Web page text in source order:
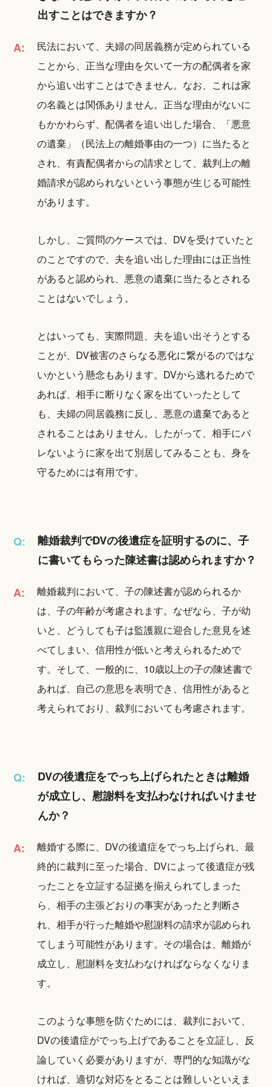
出すことはできますか？
A:
民法において、夫婦の同居義務が定められている
ことから、正当な理由を欠いて一方の配偶者を家
から追い出すことはできません。なお、これは家
の名義とは関係ありません。正当な理由がないに
もかかわらず、配偶者を追い出した場合、「悪意
の遺棄」（民法上の離婚事由の一つ）に当たると
され、有責配偶者からの請求として、裁判上の離
婚請求が認められないという事態が生じる可能性
があります。
しかし、ご質問のケースでは、DVを受けていたと
のことですので、夫を追い出した理由には正当性
があると認められ、悪意の遺棄に当たるとされる
ことはないでしょう。
とはいっても、実際問題、夫を追い出そうとする
ことが、DV被害のさらなる悪化に繋がるのではな
いかという懸念もあります。DVから逃れるためで
あれば、相手に断りなく家を出ていったとして
も、夫婦の同居義務に反し、悪意の遺棄であると
されることはありません。したがって、相手にバ
レないように家を出て別居してみることも、身を
守るためには有用です。
Q:
離婚裁判でDVの後遺症を証明するのに、子
に書いてもらった陳述書は認められますか？
A:
離婚裁判において、子の陳述書が認められるか
は、子の年齢が考慮されます。なぜなら、子が幼
いと、どうしても子は監護親に迎合した意見を述
べてしまい、信用性が低いと考えられるためで
す。そして、一般的に、10歳以上の子の陳述書で
あれば、自己の意思を表明でき、信用性があると
考えられており、裁判においても考慮されます。
Q:
DVの後遺症をでっち上げられたときは離婚
が成立し、慰謝料を支払わなければいけませ
んか？
A:
離婚する際に、DVの後遺症をでっち上げられ、最
終的に裁判に至った場合、DVによって後遺症が残
ったことを立証する証拠を揃えられてしまった
ら、相手の主張どおりの事実があったと判断さ
れ、相手が行った離婚や慰謝料の請求が認められ
てしまう可能性があります。その場合は、離婚が
成立し、慰謝料を支払わなければならなくなりま
す。
このような事態を防ぐためには、裁判において、
DVの後遺症がでっち上げであることを立証し、反
論していく必要がありますが、専門的な知識がな
ければ、適切な対応をとることは難しいといえま